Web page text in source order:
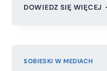
DOWIEDZ SIĘ WIĘCEJ
SOBIESKI W MEDIACH